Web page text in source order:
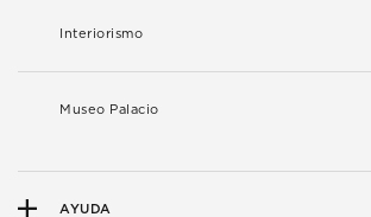
Interiorismo
Museo Palacio
AYUDA